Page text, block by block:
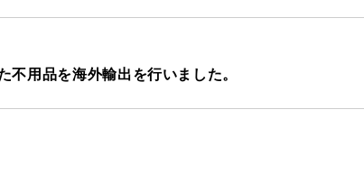
用品を海外輸出を行いました。